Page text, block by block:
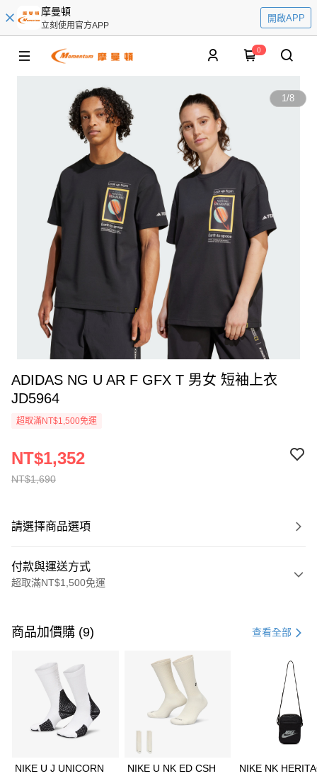
摩曼頓
立刻使用官方APP
開啟APP
0
1/8
ADIDAS NG U AR F GFX T 男女 短袖上衣
JD5964
超取滿NT$1,500免運
NT$1,690
NT$1,352
請選擇商品選項
付款與運送方式
超取滿NT$1,500免運
信用卡一次付款
3 期 0 利率 每期 21家銀行
合作金庫商業銀行
第一商業銀行
華南商業銀行
彰化商業銀行
上海商業儲蓄銀行
Apple Pay
商品加價購 (9) 查看全部
NIKE U J UNICORN
NIKE U NK ED CSH
NIKE NK